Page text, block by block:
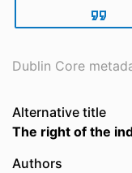
Dublin Core
Alternative title
The right of the
Authors